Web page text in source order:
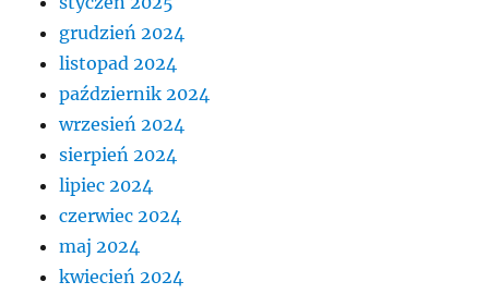
grudzień 2024
listopad 2024
październik 2024
wrzesień 2024
sierpień 2024
lipiec 2024
czerwiec 2024
maj 2024
kwiecień 2024